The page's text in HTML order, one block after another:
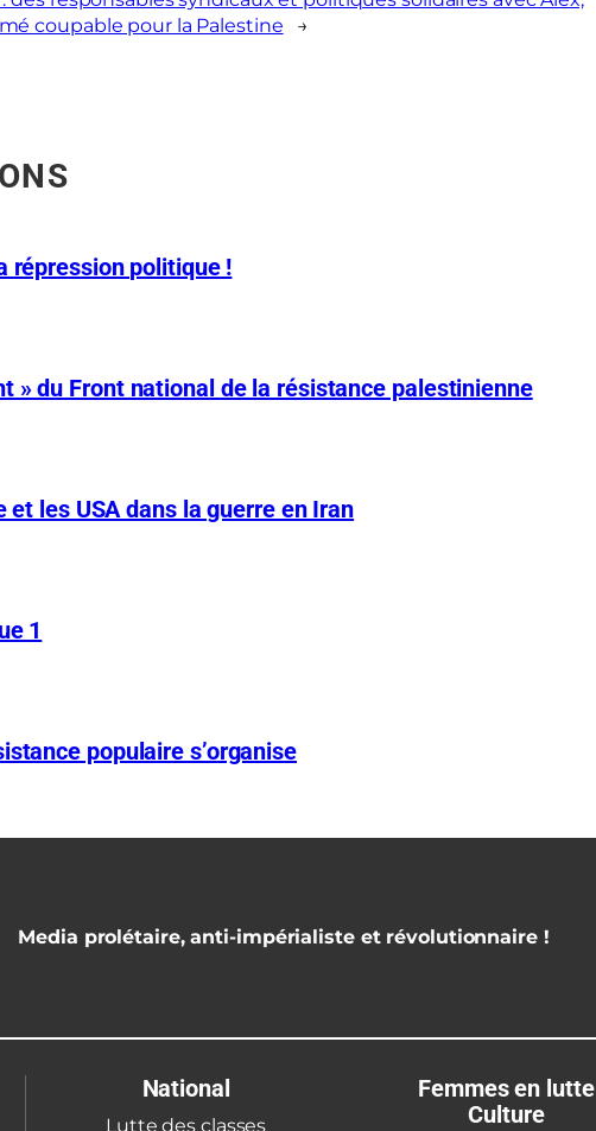
coupable pour la Palestine
→
répression politique !
» du Front national de la résistance palestinienne
les USA dans la guerre en Iran
1
populaire s’organise
Media prolétaire, anti-impérialiste et révolutionnaire !
National
Lutte des classes
Femmes en lutte
Culture